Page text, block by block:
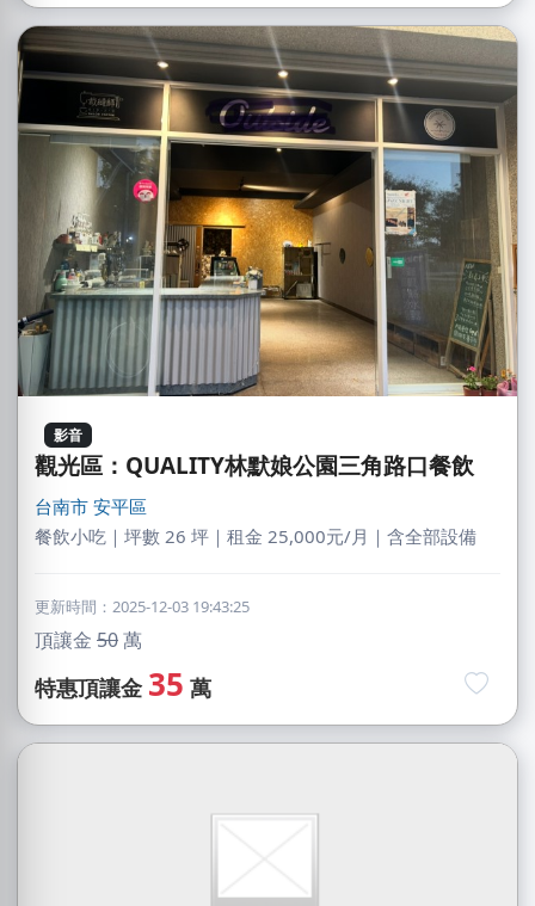
影音
觀光區：QUALITY林默娘公園三角路口餐飲
台南市 安平區
餐飲小吃｜坪數 26 坪｜租金 25,000元/月｜含全部設備
更新時間：2025-12-03 19:43:25
頂讓金 50萬
特惠頂讓金 35 萬